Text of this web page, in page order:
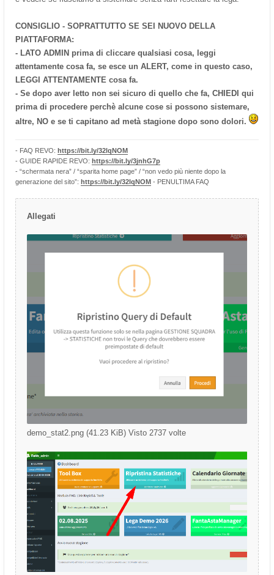
CONSIGLIO - SOPRATTUTTO SE SEI NUOVO DELLA
PIATTAFORMA:
- LATO ADMIN prima di cliccare qualsiasi cosa, leggi
attentamente cosa fa, se esce un ALERT, come in questo caso,
LEGGI ATTENTAMENTE cosa fa.
- Se dopo aver letto non sei sicuro di quello che fa, CHIEDI qui
prima di procedere perchè alcune cose si possono sistemare,
altre, NO e se ti capitano ad metà stagione dopo sono dolori.
- FAQ REVO: https://bit.ly/32lqNOM
- GUIDE RAPIDE REVO: https://bit.ly/3jnhG7p
- “schermata nera” / “sparita home page” / “non vedo più niente dopo la
generazione del sito”: https://bit.ly/32lqNOM - PENULTIMA FAQ
Allegati
demo_stat2.png (41.23 KiB) Visto 2737 volte